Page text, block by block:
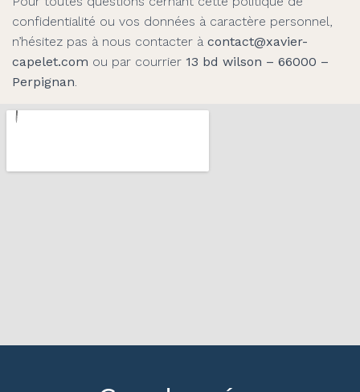
confidentialité ou vos données à caractère personnel,
n’hésitez pas à nous contacter à contact@xavier-
capelet.com ou par courrier 13 bd wilson – 66000 –
Perpignan.